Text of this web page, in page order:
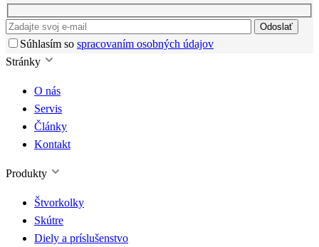
Odoslať
Súhlasím so spracovaním osobných údajov
Stránky
O nás
Servis
Články
Kontakt
Produkty
Štvorkolky
Skútre
Diely a príslušenstvo